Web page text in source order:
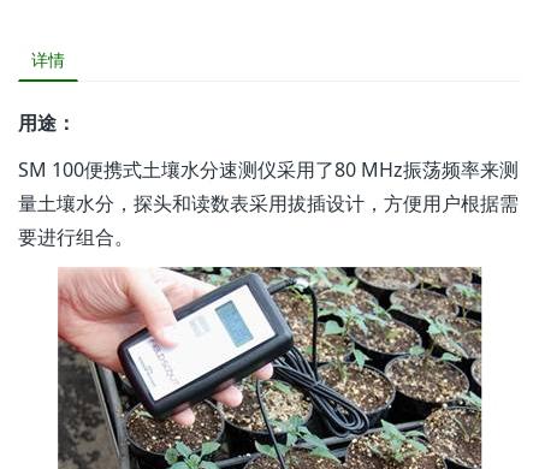
详情
用途：
SM 100便携式土壤水分速测仪采用了80 MHz振荡频率来测
量土壤水分，探头和读数表采用拔插设计，方便用户根据需
要进行组合。